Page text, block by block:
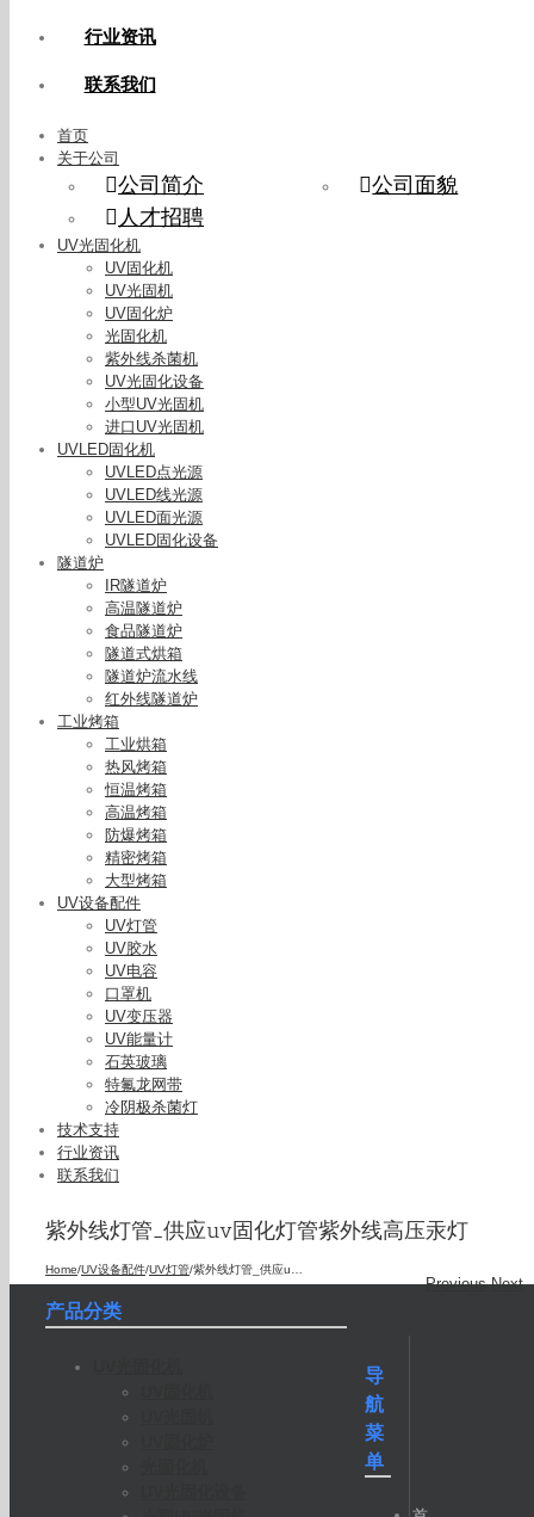
行业资讯
联系我们
首页
关于公司
公司简介
公司面貌
人才招聘
UV光固化机
UV固化机
UV光固机
UV固化炉
光固化机
紫外线杀菌机
UV光固化设备
小型UV光固机
进口UV光固机
UVLED固化机
UVLED点光源
UVLED线光源
UVLED面光源
UVLED固化设备
隧道炉
IR隧道炉
高温隧道炉
食品隧道炉
隧道式烘箱
隧道炉流水线
红外线隧道炉
工业烤箱
工业烘箱
热风烤箱
恒温烤箱
高温烤箱
防爆烤箱
精密烤箱
大型烤箱
UV设备配件
UV灯管
UV胶水
UV电容
口罩机
UV变压器
UV能量计
石英玻璃
特氟龙网带
冷阴极杀菌灯
技术支持
行业资讯
联系我们
紫外线灯管_供应uv固化灯管紫外线高压汞灯
Home/UV设备配件/UV灯管/紫外线灯管_供应uv固化灯管紫外线高压汞灯
Previous Next
产品分类
导
航
菜
单